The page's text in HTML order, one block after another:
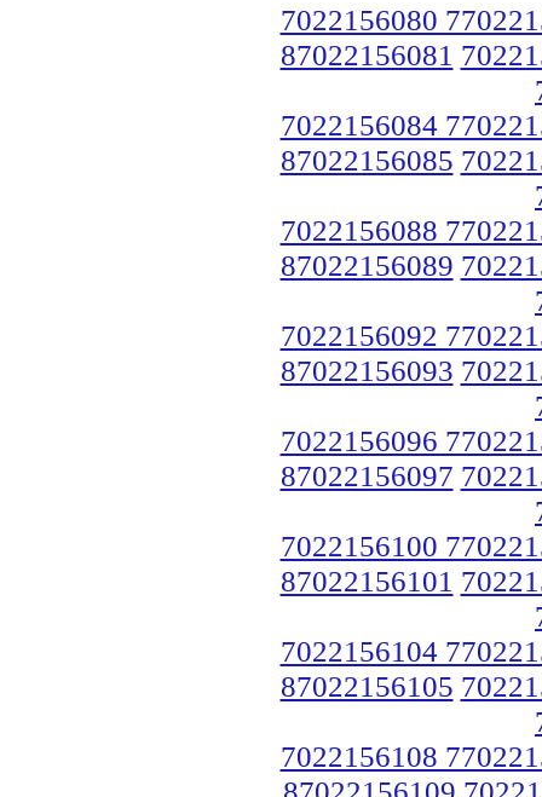
7022156080
87022156081
7022156084
87022156085
7022156088
87022156089
7022156092
87022156093
7022156096
87022156097
7022156100
87022156101
7022156104
87022156105
7022156108